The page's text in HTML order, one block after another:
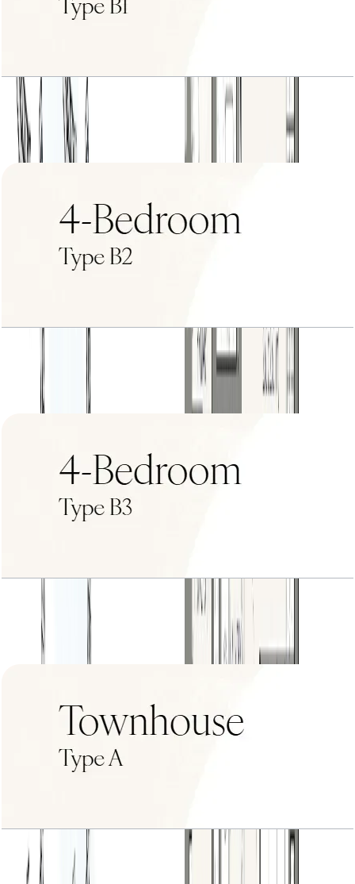
4BR+Type B1
باز کردن چیدمان
4BR+Type B2
باز کردن چیدمان
4BR+Type B3
باز کردن چیدمان
Townhouse Type A